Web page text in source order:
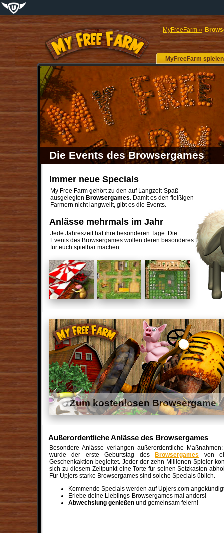
MyFreeFarm »
MyFreeFarm spielen
Die Events des Browsergames
Immer neue Specials
My Free Farm gehört zu den auf Langzeit-Spaß
ausgelegten Browsergames. Damit es den fleißigen
Farmern nicht langweilt, gibt es die Events.
Anlässe mehrmals im Jahr
Jede Jahreszeit hat ihre besonderen Tage. Die
Events des Browsergames wollen deren besonderes Flair
für euch spielbar machen.
Zum kostenlosen Browsergame
Außerordentliche Anlässe des Browsergames
Besondere Anlässe verlangen außerordentliche
wurde der erste Geburtstag des
Browsergames von
Geschenkaktion begleitet. Jeder der zehn Millionen Spieler
sich zu diesem Zeitpunkt eine Torte für seinen Setzkasten
Für Upjers starke Browsergames sind solche Specials üblich.
Kommende Specials werden auf Upjers.com
Erlebe deine Lieblings-Browsergames mal anders!
Abwechslung genießen und gemeinsam feiern!